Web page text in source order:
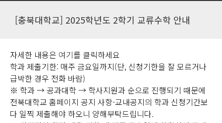
[충북대학교] 2025학년도 2학기 교류수학 안내
자세한 내용은 여기를 클릭하세요
학과 제출기한: 매주 금요일까지(단, 신청기한을 잘 모르거나
급박한 경우 전화 바람)
※ 학과 → 공과대학 → 학사지원과 순으로 진행되기 때문에
전북대학교 홈페이지 공지 사항-교내공지의 학과 신청기간보
다 일찍 제출해야 하오니 양해부탁드립니다.